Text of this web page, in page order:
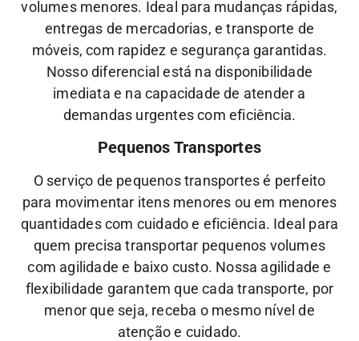
volumes menores. Ideal para mudanças rápidas,
entregas de mercadorias, e transporte de
móveis, com rapidez e segurança garantidas.
Nosso diferencial está na disponibilidade
imediata e na capacidade de atender a
demandas urgentes com eficiência.
Pequenos Transportes
O serviço de pequenos transportes é perfeito
para movimentar itens menores ou em menores
quantidades com cuidado e eficiência. Ideal para
quem precisa transportar pequenos volumes
com agilidade e baixo custo. Nossa agilidade e
flexibilidade garantem que cada transporte, por
menor que seja, receba o mesmo nível de
atençãoe cuidado.